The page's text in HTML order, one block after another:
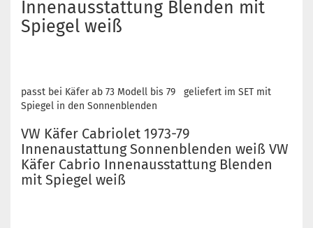
Innenausstattung Blenden mit
Spiegel weiß
passt bei Käfer ab 73 Modell bis 79 geliefert im SET mit
Spiegel in den Sonnenblenden
VW Käfer Cabriolet 1973-79
Innenaustattung Sonnenblenden weiß VW
Käfer Cabrio Innenausstattung Blenden
mit Spiegel weiß